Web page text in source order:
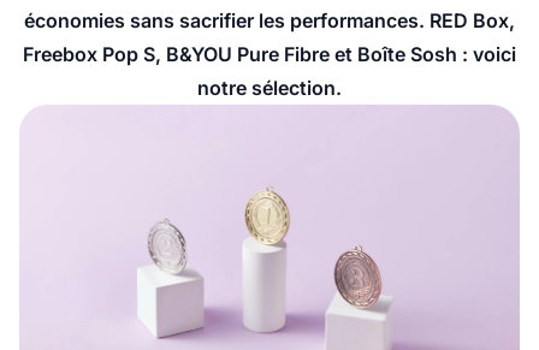
économies sans sacrifier les performances. RED Box,
Freebox Pop S, B&YOU Pure Fibre et Boîte Sosh : voici
notre sélection.